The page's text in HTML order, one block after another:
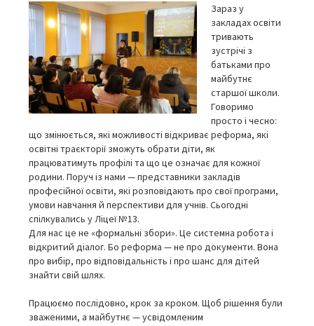
Зараз у
закладах освіти
тривають
зустрічі з
батьками про
майбутнє
старшої школи.
Говоримо
просто і чесно:
що змінюється, які можливості відкриває реформа, які
освітні траєкторії зможуть обрати діти, як
працюватимуть профілі та що це означає для кожної
родини. Поруч із нами — представники закладів
професійної освіти, які розповідають про свої програми,
умови навчання й перспективи для учнів. Сьогодні
спілкувались у Ліцеї №13.
Для нас це не «формальні збори». Це системна робота і
відкритий діалог. Бо реформа — не про документи. Вона
про вибір, про відповідальність і про шанс для дітей
знайти свій шлях.
Працюємо послідовно, крок за кроком. Щоб рішення були
зваженими, а майбутнє — усвідомленим